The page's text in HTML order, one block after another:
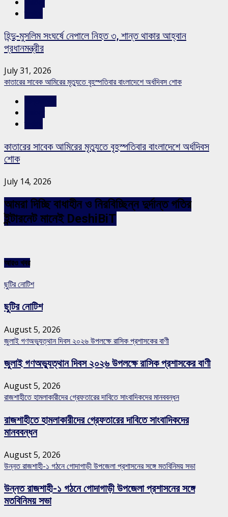
হিন্দু-মুসলিম সংঘর্ষে নেপালে নিহত ৩, শান্ত থাকার আহ্বান
প্রধানমন্ত্রীর
July 31, 2026
কাতারের সাবেক আমিরের মৃত্যুতে বৃহস্পতিবার বাংলাদেশে অর্ধদিবস শোক
কাতারের সাবেক আমিরের মৃত্যুতে বৃহস্পতিবার বাংলাদেশে অর্ধদিবস
শোক
July 14, 2026
আমরা দিচ্ছি বাধাহীন ও নিরবিচ্ছিন্ন দুর্দান্ত গতির
ইন্টারনেট মানেই DeshiBiT
আরও খবর
ছুটির নোটিশ
ছুটির নোটিশ
August 5, 2026
জুলাই গণঅভ্যুত্থান দিবস ২০২৬ উপলক্ষে রাসিক প্রশাসকের বাণী
জুলাই গণঅভ্যুত্থান দিবস ২০২৬ উপলক্ষে রাসিক প্রশাসকের বাণী
August 5, 2026
রাজশাহীতে হামলাকারীদের গ্রেফতারের দাবিতে সাংবাদিকদের মানববন্ধন
রাজশাহীতে হামলাকারীদের গ্রেফতারের দাবিতে সাংবাদিকদের
মানববন্ধন
August 5, 2026
উন্নত রাজশাহী-১ গঠনে গোদাগাড়ী উপজেলা প্রশাসনের সঙ্গে মতবিনিময় সভা
উন্নত রাজশাহী-১ গঠনে গোদাগাড়ী উপজেলা প্রশাসনের সঙ্গে
মতবিনিময় সভা